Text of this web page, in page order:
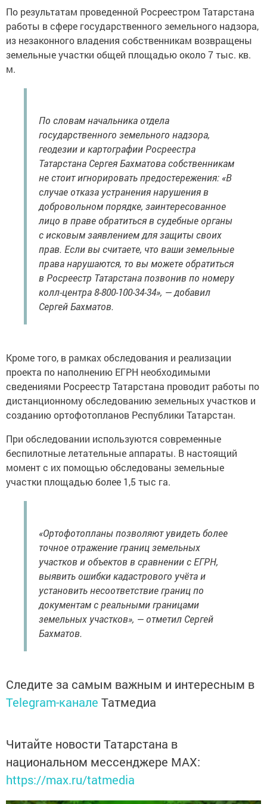
По результатам проведенной Росреестром Татарстана
работы в сфере государственного земельного надзора,
из незаконного владения собственникам возвращены
земельные участки общей площадью около 7 тыс. кв.
м.
По словам начальника отдела
государственного земельного надзора,
геодезии и картографии Росреестра
Татарстана Сергея Бахматова собственникам
не стоит игнорировать предостережения: «В
случае отказа устранения нарушения в
добровольном порядке, заинтересованное
лицо в праве обратиться в судебные органы
с исковым заявлением для защиты своих
прав. Если вы считаете, что ваши земельные
права нарушаются, то вы можете обратиться
в Росреестр Татарстана позвонив по номеру
колл-центра 8-800-100-34-34», — добавил
Сергей Бахматов.
Кроме того, в рамках обследования и реализации
проекта по наполнению ЕГРН необходимыми
сведениями Росреестр Татарстана проводит работы по
дистанционному обследованию земельных участков и
созданию ортофотопланов Республики Татарстан.
При обследовании используются современные
беспилотные летательные аппараты. В настоящий
момент с их помощью обследованы земельные
участки площадью более 1,5 тыс га.
«Ортофотопланы позволяют увидеть более
точное отражение границ земельных
участков и объектов в сравнении с ЕГРН,
выявить ошибки кадастрового учёта и
установить несоответствие границ по
документам с реальными границами
земельных участков», — отметил Сергей
Бахматов.
Следите за самым важным и интересным в
Telegram-канале Татмедиа
Читайте новости Татарстана в
национальном мессенджере MАХ:
https://max.ru/tatmedia